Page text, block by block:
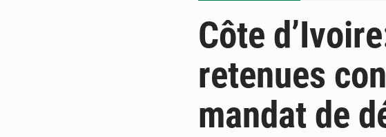
7 août 2026
7 août 2026
6 août 2026
Côte
retenues
mandat de